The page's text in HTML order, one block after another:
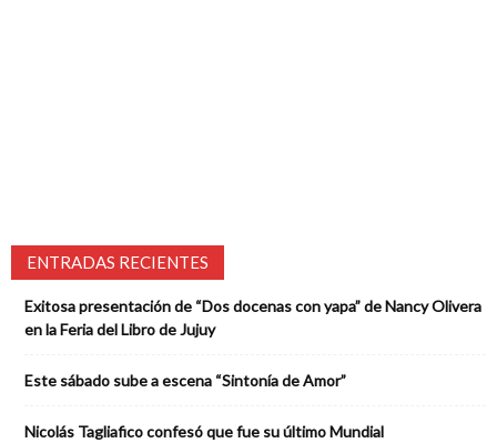
ENTRADAS RECIENTES
Exitosa presentación de “Dos docenas con yapa” de Nancy Olivera
en la Feria del Libro de Jujuy
Este sábado sube a escena “Sintonía de Amor”
Nicolás Tagliafico confesó que fue su último Mundial